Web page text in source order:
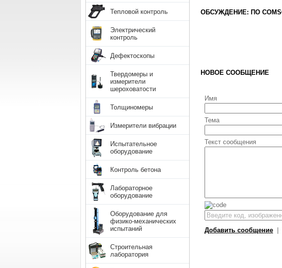
ОБСУЖДЕНИЕ: ПО
НОВОЕ СООБЩЕНИЕ
Имя
Тема
Текст сообщения
Добавить сообщение
Тепловой контроль
Электрический
контроль
Дефектоскопы
Твердомеры и
измерители
шероховатости
Толщиномеры
Измерители вибрации
Испытательное
оборудование
Контроль бетона
Лабораторное
оборудование
Оборудование для
физико-механических
испытаний
Строительная
лаборатория